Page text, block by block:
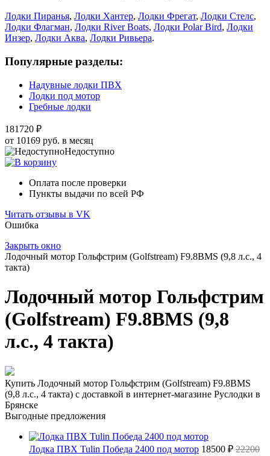
Лодки Пиранья, Лодки Хантер, Лодки Фрегат, Лодки Стелс,
Лодки Флагман, Лодки River Boats, Лодки Polar Bird, Лодки
Инзер, Лодки Аква, Лодки Ривьера.
Популярные разделы:
Надувные лодки ПВХ
Лодки под мотор
Гребные лодки
181720 ₽
от 10169 руб. в месяц
Недоступно
Оплата после проверки
Пункты выдачи по всей РФ
Читать отзывы в VK
Ошибка
Закрыть окно
Лодочный мотор Гольфстрим (Golfstream) F9.8ВМS (9,8 л.с., 4
такта)
Лодочный мотор Гольфстрим
(Golfstream) F9.8ВМS (9,8
л.с., 4 такта)
Купить Лодочный мотор Гольфстрим (Golfstream) F9.8ВМS
(9,8 л.с., 4 такта) с доставкой в интернет-магазине Руслодки в
Брянске
Выгодные предложения
Лодка ПВХ Tulin Победа 2400 под мотор 18500 ₽ 22200